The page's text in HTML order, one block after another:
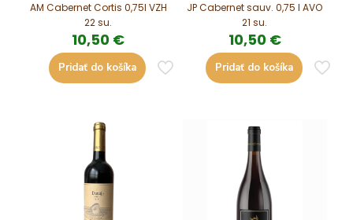
AM Cabernet Cortis 0,75l VZH
22 su.
10,50 €
Pridať do košíka
JP Cabernet sauv. 0,75 l AVO
21 su.
10,50 €
Pridať do košíka